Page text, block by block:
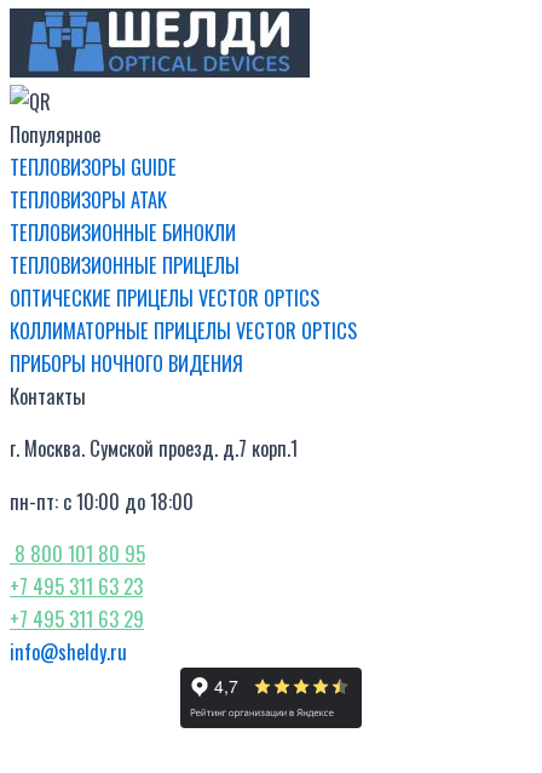
Популярное
ТЕПЛОВИЗОРЫ GUIDE
ТЕПЛОВИЗОРЫ ATAK
ТЕПЛОВИЗИОННЫЕ БИНОКЛИ
ТЕПЛОВИЗИОННЫЕ ПРИЦЕЛЫ
ОПТИЧЕСКИЕ ПРИЦЕЛЫ VECTOR OPTICS
КОЛЛИМАТОРНЫЕ ПРИЦЕЛЫ VECTOR OPTICS
ПРИБОРЫ НОЧНОГО ВИДЕНИЯ
Контакты
г. Москва. Сумской проезд. д.7 корп.1
пн-пт: с 10:00 до 18:00
8 800 101 80 95
+7 495 311 63 23
+7 495 311 63 29
info@sheldy.ru